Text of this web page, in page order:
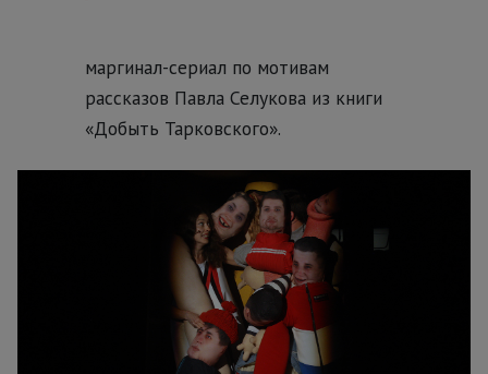
маргинал-сериал по мотивам
рассказов Павла Селукова из книги
«Добыть Тарковского».